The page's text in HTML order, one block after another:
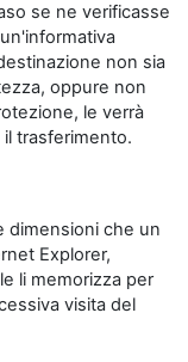
se ne verificasse
non sia
oppure non
le verrà
trasferimento.
dimensioni che un
Explorer,
li memorizza per
visita del